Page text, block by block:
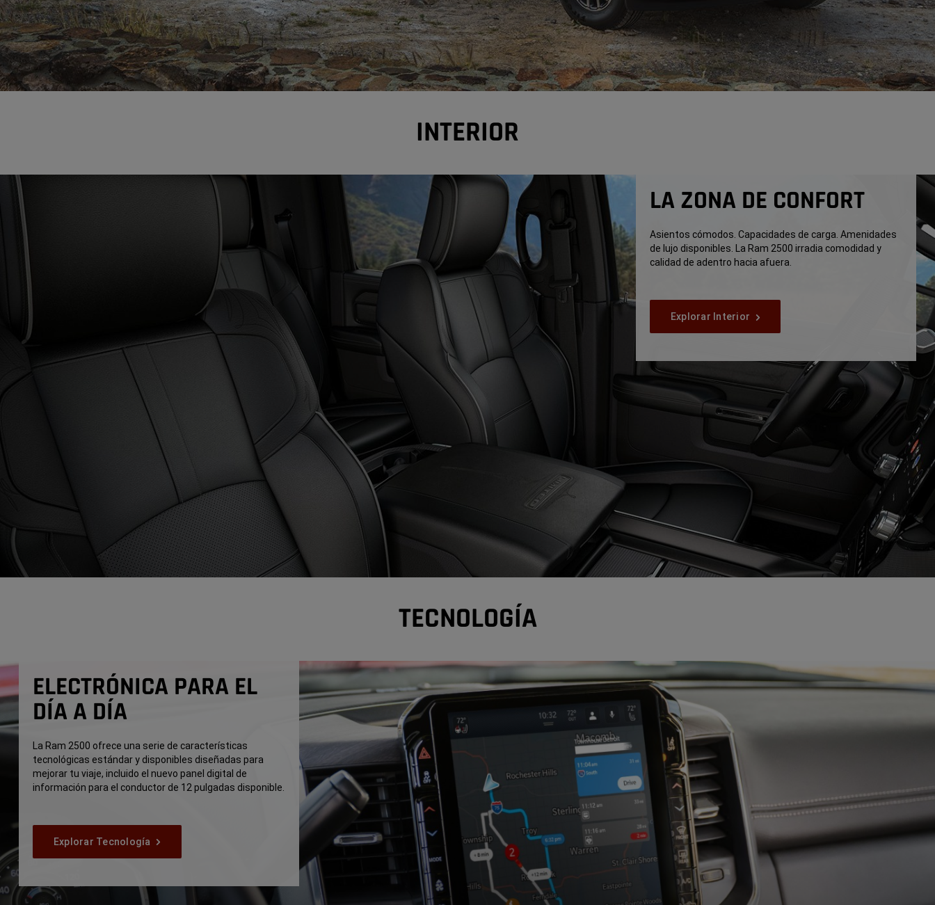
INTERIOR
LA ZONA DE CONFORT
Asientos cómodos. Capacidades de carga. Amenidades
de lujo disponibles. La Ram 2500 irradia comodidad y
calidad de adentro hacia afuera.
Explorar Interior
TECNOLOGÍA
ELECTRÓNICA PARA EL
DÍA A DÍA
La Ram 2500 ofrece una serie de características
tecnológicas estándar y disponibles diseñadas para
mejorar tu viaje, incluido el nuevo panel digital de
información para el conductor de 12 pulgadas disponible.
Explorar Tecnología